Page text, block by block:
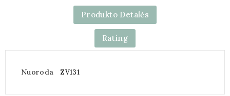
Produkto Detalės
Rating
Nuoroda ZV131